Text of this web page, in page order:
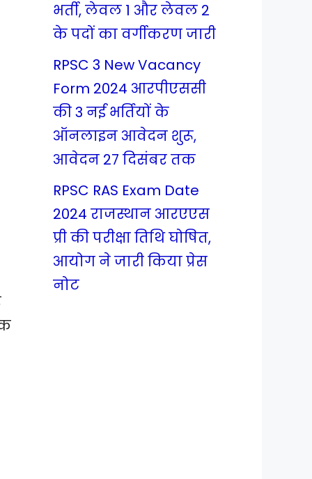
भर्ती, लेवल 1 और लेवल 2
के पदों का वर्गीकरण जारी
RPSC 3 New Vacancy
Form 2024 आरपीएससी
की 3 नई भर्तियों के
ऑनलाइन आवेदन शुरू,
आवेदन 27 दिसंबर तक
RPSC RAS Exam Date
2024 राजस्थान आरएएस
प्री की परीक्षा तिथि घोषित,
आयोग ने जारी किया प्रेस
नोट